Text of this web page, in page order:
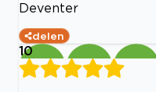
Deventer
delen
10